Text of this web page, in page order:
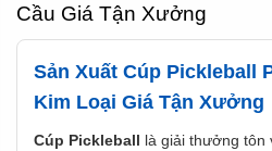
Cầu Giá Tận Xưởng
Sản Xuất Cúp Pickleball
Kim Loại Giá Tận Xưởng
Cúp Pickleball là giải thưởng tôn